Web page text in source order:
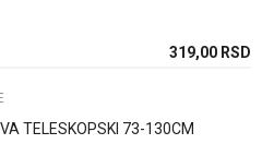
319,00 RSD
TELESKOPSKI 73-130CM